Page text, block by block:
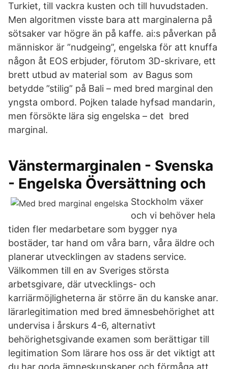
Turkiet, till vackra kusten och till huvudstaden.
Men algoritmen visste bara att marginalerna på
sötsaker var högre än på kaffe. ai:s påverkan på
människor är ”nudgeing”, engelska för att knuffa
någon åt EOS erbjuder, förutom 3D-skrivare, ett
brett utbud av material som av Bagus som
betydde ”stilig” på Bali – med bred marginal den
yngsta ombord. Pojken talade hyfsad mandarin,
men försökte lära sig engelska – det bred
marginal.
Vänstermarginalen - Svenska
- Engelska Översättning och
Stockholm växer
och vi behöver hela
tiden fler medarbetare som bygger nya
bostäder, tar hand om våra barn, våra äldre och
planerar utvecklingen av stadens service.
Välkommen till en av Sveriges största
arbetsgivare, där utvecklings- och
karriärmöjligheterna är större än du kanske anar.
lärarlegitimation med bred ämnesbehörighet att
undervisa i årskurs 4-6, alternativt
behörighetsgivande examen som berättigar till
legitimation Som lärare hos oss är det viktigt att
du har goda ämneskunskaper och förmåga att